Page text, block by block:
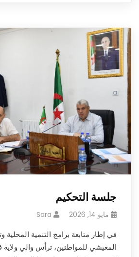
جلسة التحكيم
مايو 14, 2026 Sara
في إطار متابعة برامج التنمية المحلية
المعيشي للمواطنين، ترأس والي ولاية